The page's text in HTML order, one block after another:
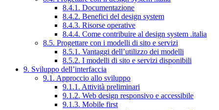
8.4.1. Documentazione
8.4.2. Benefici del design system
8.4.3. Risorse operative
8.4.4. Come contribuire al design system .italia
8.5. Progettare con i modelli di sito e servizi
8.5.1. Vantaggi dell’utilizzo dei modelli
8.5.2. I modelli di sito e servizi disponibili
9. Sviluppo dell’interfaccia
9.1. Approccio allo sviluppo
9.1.1. Attività preliminari
9.1.2. Web design responsivo e accessibile
9.1.3. Mobile first